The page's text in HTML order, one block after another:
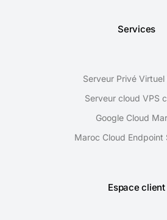
Services
Serveur Privé Virtuel
Serveur cloud VPS
Google Cloud
Maroc Cloud Endpoint
Espace client